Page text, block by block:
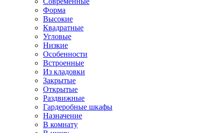
Форма
Высокие
Квадратные
Угловые
Низкие
Особенности
Встроенные
Из кладовки
Закрытые
Открытые
Раздвижные
Гардеробные шкафы
Назначение
В комнату